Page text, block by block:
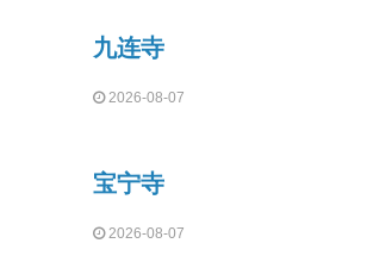
九连寺
2026-08-07
宝宁寺
2026-08-07